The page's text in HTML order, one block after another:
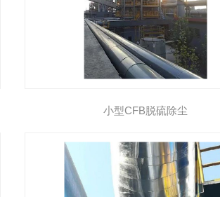
小型CFB脱硫除尘